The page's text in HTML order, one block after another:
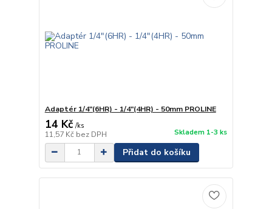
Adaptér 1/4"(6HR) - 1/4"(4HR) - 50mm PROLINE
14 Kč /ks
11,57 Kč bez DPH Skladem 1-3 ks
Přidat do košíku